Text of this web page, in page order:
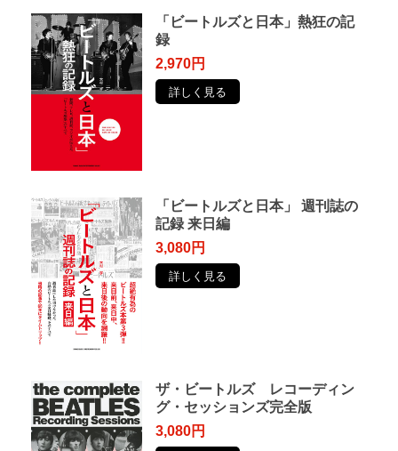
「ビートルズと日本」熱狂の記
録
2,970円
詳しく見る
「ビートルズと日本」 週刊誌の
記録 来日編
3,080円
詳しく見る
ザ・ビートルズ レコーディン
グ・セッションズ完全版
3,080円